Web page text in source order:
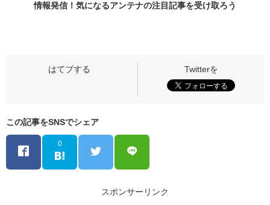
情報発信！気になるアンテナの注目記事を受け取ろう
この記事をSNSでシェア
0
スポンサーリンク